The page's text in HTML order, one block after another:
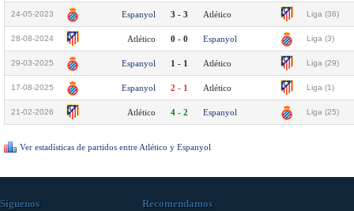
24-05-2023 Espanyol 3 - 3 Atlético Liga (36)
28-08-2024 Atlético 0 - 0 Espanyol Liga (3)
29-03-2025 Espanyol 1 - 1 Atlético Liga (29)
17-08-2025 Espanyol 2 - 1 Atlético Liga (1)
21-02-2026 Atlético 4 - 2 Espanyol Liga (25)
Ver estadísticas de partidos entre Atlético y Espanyol
Síguenos Recomendamos